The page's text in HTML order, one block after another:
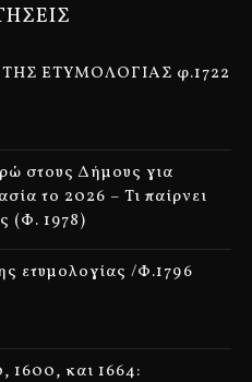
ΕΤΥΜΟΛΟΓΙΑΣ φ.1722
στους Δήμους για
το 2026 – Τι παίρνει
(Φ. 1978)
ετυμολογίας /Φ.1796
1600, και 1664: